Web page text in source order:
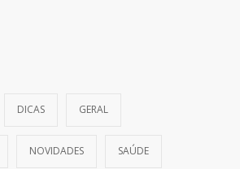
DICAS GERAL
NOVIDADES SAÚDE